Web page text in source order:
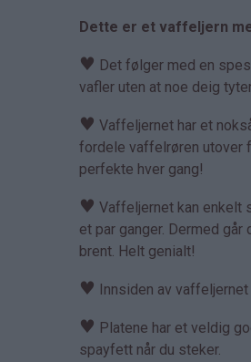
Dette er et vaffeljern
♥ Det følger med en
vafler uten at noe deig
♥ Vaffeljernet har et
fordele vaffelrøren utover
perfekte hver gang!
♥ Vaffeljernet kan enkelt
et par ganger. Dermed
brent. Helt genialt!
♥ Innsiden av
♥ Platene har et veldig
spayfett når du steker.